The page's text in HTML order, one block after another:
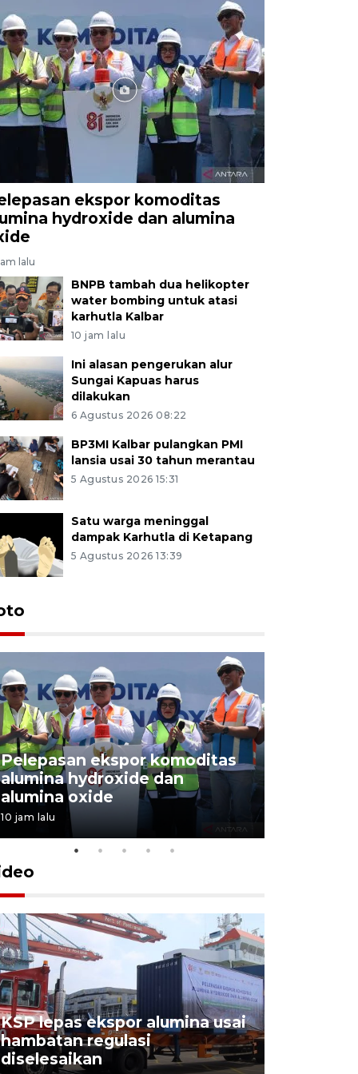
ekspor komoditas
hydroxide dan alumina
lalu
BNPB tambah dua helikopter
water bombing untuk atasi
karhutla Kalbar
10 jam lalu
Ini alasan pengerukan alur
Sungai Kapuas harus
dilakukan
6 Agustus 2026 08:22
BP3MI Kalbar pulangkan PMI
lansia usai 30 tahun merantau
5 Agustus 2026 15:31
Satu warga meninggal
dampak Karhutla di Ketapang
5 Agustus 2026 13:39
Pelepasan ekspor komoditas
alumina hydroxide dan
alumina oxide
10 jam lalu
KSP lepas ekspor alumina usai
hambatan regulasi
diselesaikan